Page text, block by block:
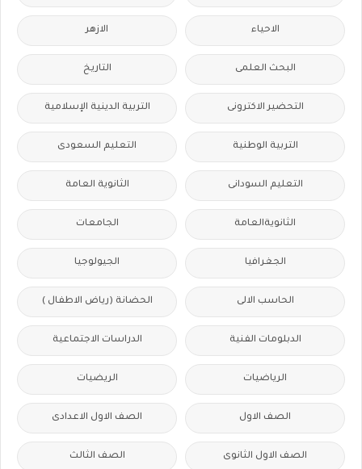
الاحياء الازهر
البحث العلمى التاريخ
التحضير الاكترونى التربية الدينية الإسلامية
التربية الوطنية التعليم السعودى
التعليم السودانى الثانوية العامة
الثانويةالعامة الجامعات
الجغرافيا الجيولوجيا
الحاسب الالى الحضانة (رياض الاطفال )
الدبلومات الفنية الدراسات الاجتماعية
الرياضيات الريضيات
الصف الاول الصف الاول الاعدادى
الصف الاول الثانوى الصف الثالث